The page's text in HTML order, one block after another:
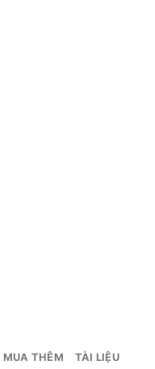
MUA THÊM TÀI LIỆU